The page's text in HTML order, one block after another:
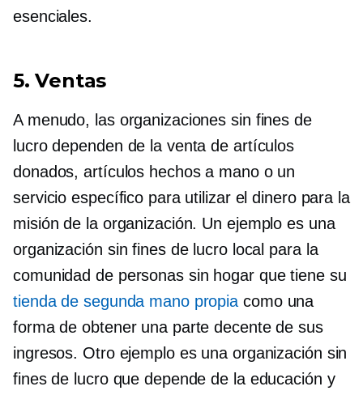
esenciales.
5. Ventas
A menudo, las organizaciones sin fines de
lucro dependen de la venta de artículos
donados, artículos hechos a mano o un
servicio específico para utilizar el dinero para la
misión de la organización. Un ejemplo es una
organización sin fines de lucro local para la
comunidad de personas sin hogar que tiene su
tienda de segunda mano propia como una
forma de obtener una parte decente de sus
ingresos. Otro ejemplo es una organización sin
fines de lucro que depende de la educación y